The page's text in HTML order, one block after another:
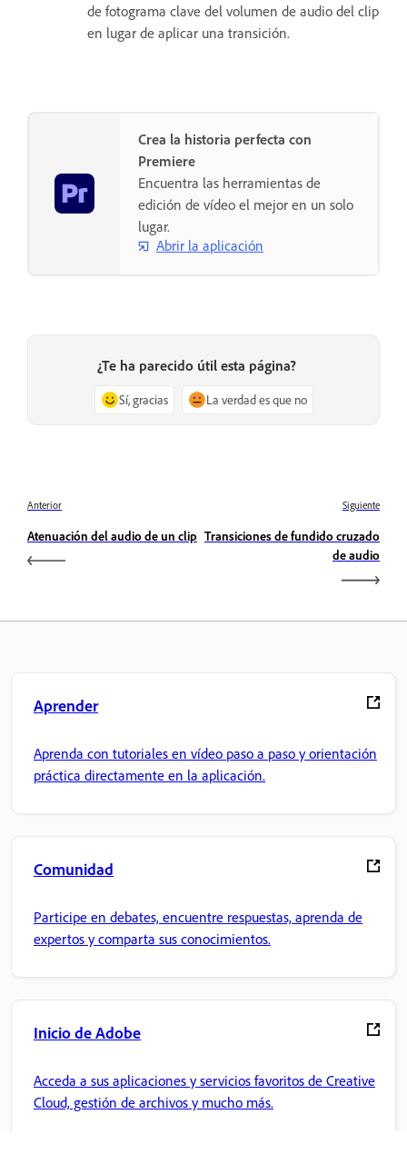
de fotograma clave del volumen de audio del clip
en lugar de aplicar una transición.
Crea la historia perfecta con
Premiere
Encuentra las herramientas de
edición de vídeo el mejor en un solo
lugar.
Abrir la aplicación
¿Te ha parecido útil esta página?
Sí, gracias La verdad es que no
Anterior
Atenuación del audio de un clip
Siguiente
Transiciones de fundido cruzado
de audio
Aprender
Aprenda con tutoriales en vídeo paso a paso y orientación
práctica directamente en la aplicación.
Comunidad
Participe en debates, encuentre respuestas, aprenda de
expertos y comparta sus conocimientos.
Inicio de Adobe
Acceda a sus aplicaciones y servicios favoritos de Creative
Cloud, gestión de archivos y mucho más.